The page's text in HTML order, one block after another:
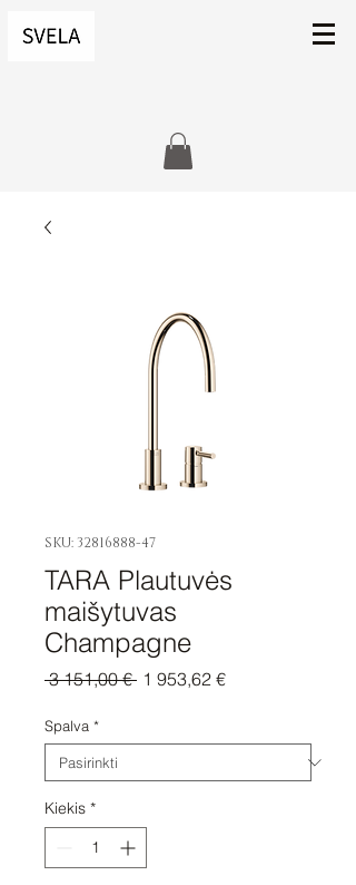
SKU: 32816888-47
TARA Plautuvės
maišytuvas
Champagne
3 151,00 € Įprastinė
1 953,62 €Pardavimo
Spalva *
Kiekis *